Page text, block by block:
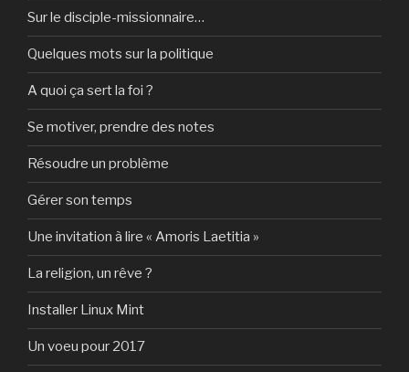
Sur le disciple-missionnaire…
Quelques mots sur la politique
A quoi ça sert la foi ?
Se motiver, prendre des notes
Résoudre un problème
Gérer son temps
Une invitation à lire « Amoris Laetitia »
La religion, un rêve ?
Installer Linux Mint
Un voeu pour 2017